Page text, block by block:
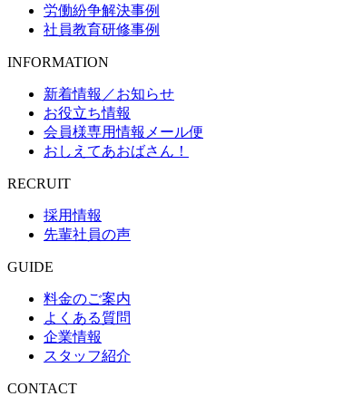
労働紛争解決事例
社員教育研修事例
INFORMATION
新着情報／お知らせ
お役立ち情報
会員様専用情報メール便
おしえてあおばさん！
RECRUIT
採用情報
先輩社員の声
GUIDE
料金のご案内
よくある質問
企業情報
スタッフ紹介
CONTACT